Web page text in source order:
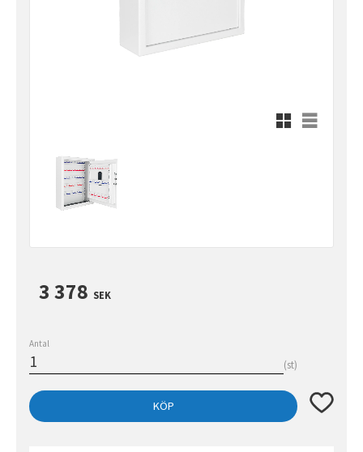
Rutnätsvy
Listvy
3 378 SEK
Antal
st
KÖP Lägg till